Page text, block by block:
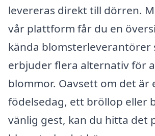
levereras direkt till dörren.
vår plattform får du en
kända blomsterleverantörer
erbjuder flera alternativ för
blommor. Oavsett om det är
födelsedag, ett bröllop eller
vänlig gest, kan du hitta det